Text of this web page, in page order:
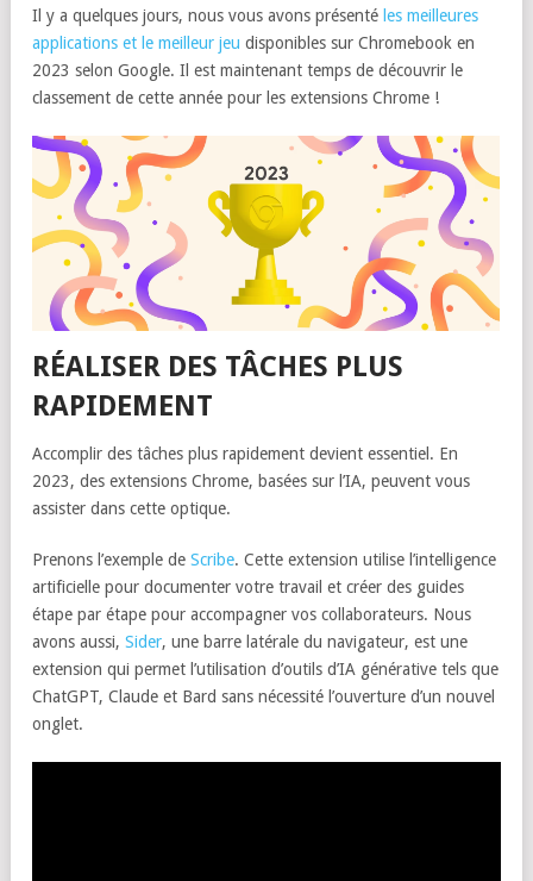
Il y a quelques jours, nous vous avons présenté les meilleures
applications et le meilleur jeu disponibles sur Chromebook en
2023 selon Google. Il est maintenant temps de découvrir le
classement de cette année pour les extensions Chrome !
RÉALISER DES TÂCHES PLUS
RAPIDEMENT
Accomplir des tâches plus rapidement devient essentiel. En
2023, des extensions Chrome, basées sur l’IA, peuvent vous
assister dans cette optique.
Prenons l’exemple de Scribe. Cette extension utilise l’intelligence
artificielle pour documenter votre travail et créer des guides
étape par étape pour accompagner vos collaborateurs. Nous
avons aussi, Sider, une barre latérale du navigateur, est une
extension qui permet l’utilisation d’outils d’IA générative tels que
ChatGPT, Claude et Bard sans nécessité l’ouverture d’un nouvel
onglet.